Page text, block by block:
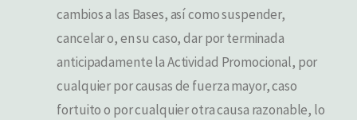
cambios a las Bases, así como suspender,
cancelar o, en su caso, dar por terminada
anticipadamente la Actividad Promocional, por
cualquier por causas de fuerza mayor, caso
fortuito o por cualquier otra causa razonable, lo